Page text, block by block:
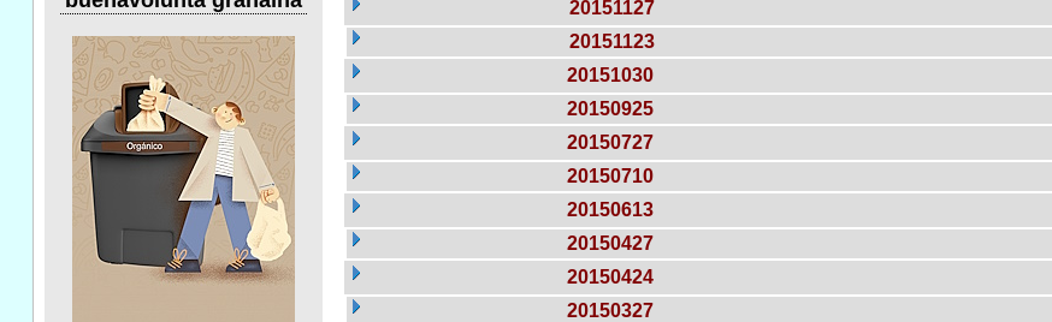
20151127
20151123
20151030
20150925
20150727
20150710
20150613
20150427
20150424
20150327